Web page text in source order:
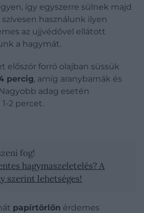
így egyszerre sülnek majd
használunk ilyen
az ujjvédővel ellátott
a hagymát.
először forró olajban süssük
percig, amíg aranybarnák és
adag esetén
2 percet.
fog!
hagymaszeletelés? A
szerint lehetséges!
papírtörlőn érdemes